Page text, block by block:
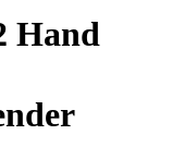
Hand